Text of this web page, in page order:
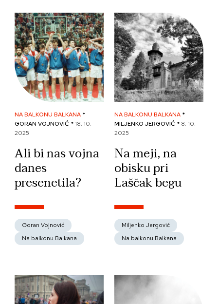
NA BALKONU BALKANA *
GORAN VOJNOVIĆ * 18. 10.
2025
Ali bi nas vojna
danes
presenetila?
Goran Vojnović
Na balkonu Balkana
NA BALKONU BALKANA *
MILJENKO JERGOVIĆ * 8. 10.
2025
Na meji, na
obisku pri
Laščak begu
Miljenko Jergović
Na balkonu Balkana